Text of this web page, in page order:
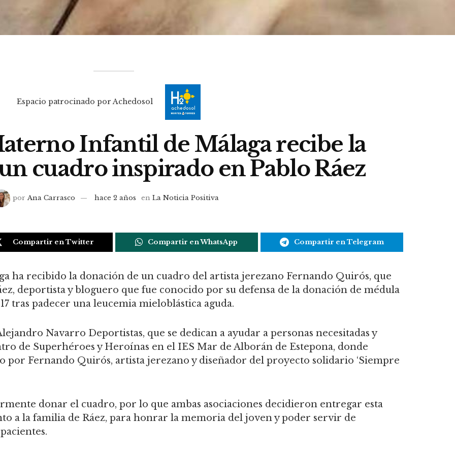
Espacio patrocinado por Achedosol
Infantil de Málaga recibe la
cuadro inspirado en Pablo Ráez
por Ana Carrasco hace 2 años en La Noticia Positiva
Compartir en Twitter Compartir en WhatsApp Compartir en Telegram
ha recibido la donación de un cuadro del artista jerezano Fernando Quirós, que
deportista y bloguero que fue conocido por su defensa de la donación de médula
tras padecer una leucemia mieloblástica aguda.
Navarro Deportistas, que se dedican a ayudar a personas necesitadas y
de Superhéroes y Heroínas en el IES Mar de Alborán de Estepona, donde
por Fernando Quirós, artista jerezano y diseñador del proyecto solidario ‘Siempre
donar el cuadro, por lo que ambas asociaciones decidieron entregar esta
a la familia de Ráez, para honrar la memoria del joven y poder servir de